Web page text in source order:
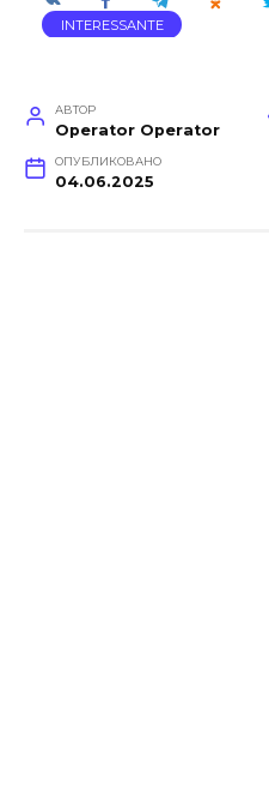
INTERESSANTE
АВТОР
Operator Operator
ОПУБЛИКОВАНО
04.06.2025